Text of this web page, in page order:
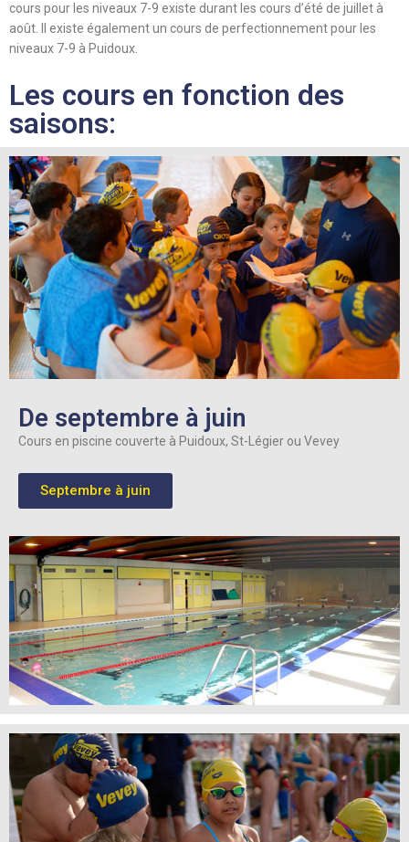
cours pour les niveaux 7-9 existe durant les cours d’été de juillet à
août. Il existe également un cours de perfectionnement pour les
niveaux 7-9 à Puidoux.
Les cours en fonction des
saisons:
De septembre à juin
Cours en piscine couverte à Puidoux, St-Légier ou Vevey
Septembre à juin